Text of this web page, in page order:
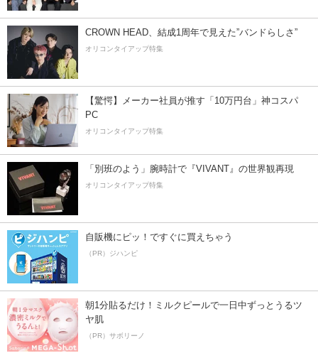
CROWN HEAD、結成1周年で見えた”バンドらしさ”
オリコンタイアップ特集
【驚愕】メーカー社員が推す「10万円台」神コスパ
PC
オリコンタイアップ特集
「別班のよう」腕時計で『VIVANT』の世界観再現
オリコンタイアップ特集
自販機にピッ！ですぐに買えちゃう
（PR）ジハンピ
朝1分貼るだけ！ミルクピールで一日中ずっとうるツ
ヤ肌
（PR）サボリーノ